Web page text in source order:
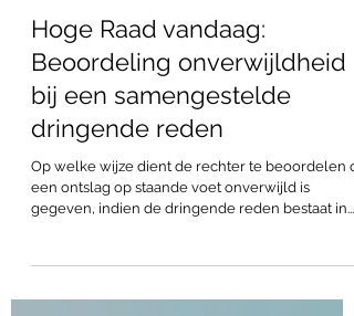
1 dec 2023
1 minuten om te lezen
Hoge Raad vandaag:
Beoordeling onverwijldheid
bij een samengestelde
dringende reden
Op welke wijze dient de rechter te beoordelen of